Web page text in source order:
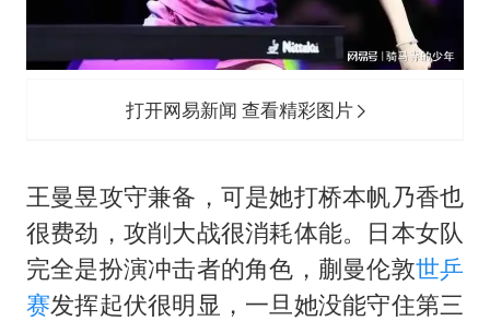
打开网易新闻 查看精彩图片
王曼昱攻守兼备，可是她打桥本帆乃香也
很费劲，攻削大战很消耗体能。日本女队
完全是扮演冲击者的角色，蒯曼伦敦世乒
赛发挥起伏很明显，一旦她没能守住第三